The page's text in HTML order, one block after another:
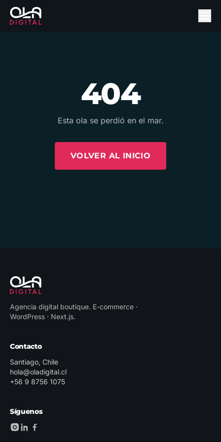
404
Esta ola se perdió en el mar.
VOLVER AL INICIO
Agencia digital boutique. E-commerce ·
WordPress · Next.js.
Contacto
Santiago, Chile
hola@oladigital.cl
+56 9 8756 1075
Síguenos